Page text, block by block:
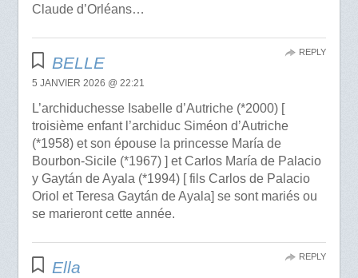
Claude d’Orléans…
BELLE
5 JANVIER 2026 @ 22:21
L’archiduchesse Isabelle d’Autriche (*2000) [
troisième enfant l’archiduc Siméon d’Autriche
(*1958) et son épouse la princesse María de
Bourbon-Sicile (*1967) ] et Carlos María de Palacio
y Gaytán de Ayala (*1994) [ fils Carlos de Palacio
Oriol et Teresa Gaytán de Ayala] se sont mariés ou
se marieront cette année.
REPLY
Ella
REPLY